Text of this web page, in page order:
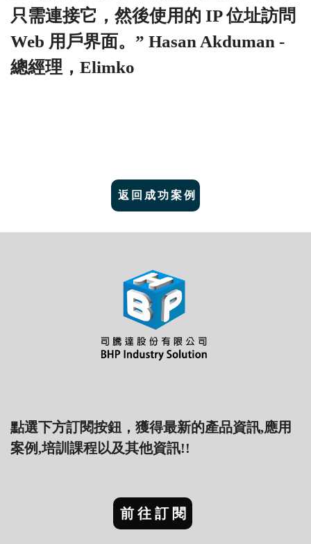
只需連接它，然後使用的 IP 位址訪問
Web 用戶界面。” Hasan Akduman -
總經理，Elimko
返回成功案例
點選下方訂閱按鈕，獲得最新的產品資訊,應用
案例,培訓課程以及其他資訊!!
前往訂閱